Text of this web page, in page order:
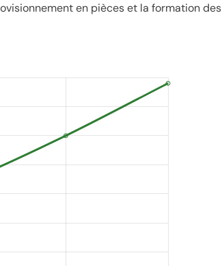
en pièces et la formation des